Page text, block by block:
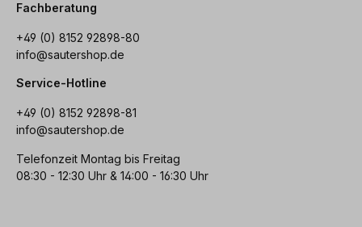
Fachberatung
+49 (0) 8152 92898-80
info@sautershop.de
Service-Hotline
+49 (0) 8152 92898-81
info@sautershop.de
Telefonzeit Montag bis Freitag
08:30 - 12:30 Uhr & 14:00 - 16:30 Uhr